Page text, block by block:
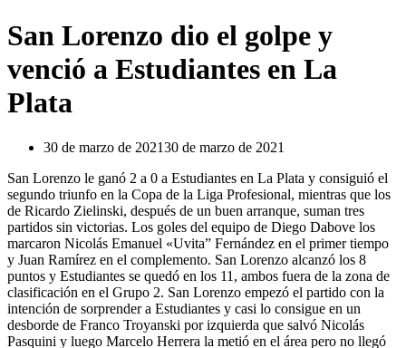
San Lorenzo dio el golpe y
venció a Estudiantes en La
Plata
30 de marzo de 202130 de marzo de 2021
San Lorenzo le ganó 2 a 0 a Estudiantes en La Plata y consiguió el
segundo triunfo en la Copa de la Liga Profesional, mientras que los
de Ricardo Zielinski, después de un buen arranque, suman tres
partidos sin victorias. Los goles del equipo de Diego Dabove los
marcaron Nicolás Emanuel «Uvita” Fernández en el primer tiempo
y Juan Ramírez en el complemento. San Lorenzo alcanzó los 8
puntos y Estudiantes se quedó en los 11, ambos fuera de la zona de
clasificación en el Grupo 2. San Lorenzo empezó el partido con la
intención de sorprender a Estudiantes y casi lo consigue en un
desborde de Franco Troyanski por izquierda que salvó Nicolás
Pasquini y luego Marcelo Herrera la metió en el área pero no llegó